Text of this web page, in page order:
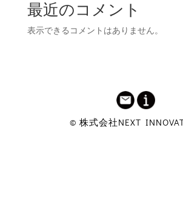
最近のコメント
表示できるコメントはありません。
© 株式会社NEXT